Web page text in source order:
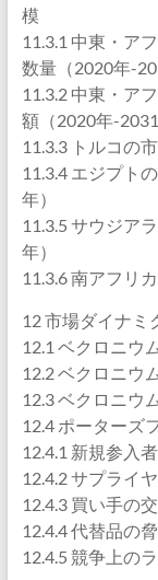
模
11.3.1 中東・ア
数量（2020年-
11.3.2 中東・ア
額（2020年-2031
11.3.3 トルコの
11.3.4 エジプト
年）
11.3.5 サウジア
年）
11.3.6 南アフリ
12 市場ダイナミ
12.1 ベクロニウ
12.2 ベクロニウ
12.3 ベクロニウ
12.4 ポーターズ
12.4.1 新規参入
12.4.2 サプライ
12.4.3 買い手の
12.4.4 代替品の
12.4.5 競争上の